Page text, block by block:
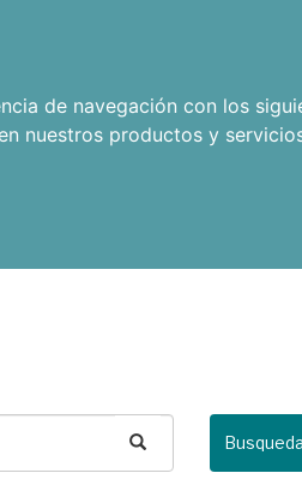
de navegación con los
nuestros productos y